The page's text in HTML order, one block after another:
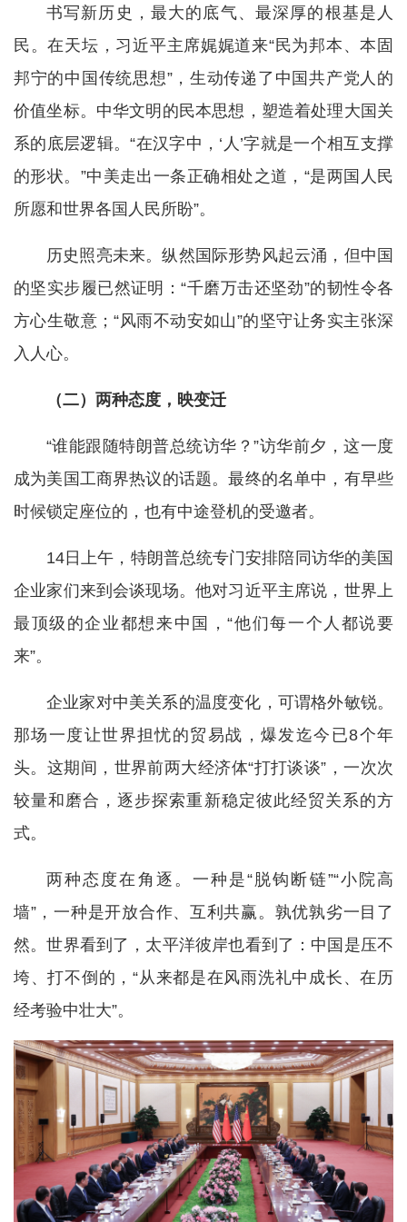
书写新历史，最大的底气、最深厚的根基是人
民。在天坛，习近平主席娓娓道来“民为邦本、本固
邦宁的中国传统思想”，生动传递了中国共产党人的
价值坐标。中华文明的民本思想，塑造着处理大国关
系的底层逻辑。“在汉字中，‘人’字就是一个相互支撑
的形状。”中美走出一条正确相处之道，“是两国人民
所愿和世界各国人民所盼”。
历史照亮未来。纵然国际形势风起云涌，但中国
的坚实步履已然证明：“千磨万击还坚劲”的韧性令各
方心生敬意；“风雨不动安如山”的坚守让务实主张深
入人心。
（二）两种态度，映变迁
“谁能跟随特朗普总统访华？”访华前夕，这一度
成为美国工商界热议的话题。最终的名单中，有早些
时候锁定座位的，也有中途登机的受邀者。
14日上午，特朗普总统专门安排陪同访华的美国
企业家们来到会谈现场。他对习近平主席说，世界上
最顶级的企业都想来中国，“他们每一个人都说要
来”。
企业家对中美关系的温度变化，可谓格外敏锐。
那场一度让世界担忧的贸易战，爆发迄今已8个年
头。这期间，世界前两大经济体“打打谈谈”，一次次
较量和磨合，逐步探索重新稳定彼此经贸关系的方
式。
两种态度在角逐。一种是“脱钩断链”“小院高
墙”，一种是开放合作、互利共赢。孰优孰劣一目了
然。世界看到了，太平洋彼岸也看到了：中国是压不
垮、打不倒的，“从来都是在风雨洗礼中成长、在历
经考验中壮大”。